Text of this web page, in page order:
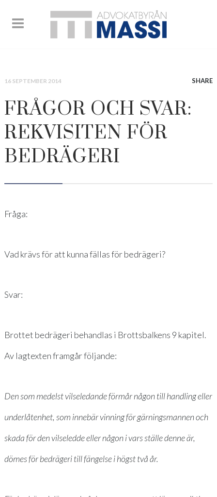
16 SEPTEMBER 2014 SHARE
FRÅGOR OCH SVAR:
REKVISITEN FÖR
BEDRÄGERI
Fråga:
Vad krävs för att kunna fällas för bedrägeri?
Svar:
Brottet bedrägeri behandlas i Brottsbalkens 9 kapitel.
Av lagtexten framgår följande:
Den som medelst vilseledande förmår någon till handling eller
underlåtenhet, som innebär vinning för gärningsmannen och
skada för den vilseledde eller någon i vars ställe denne är,
dömes för bedrägeri till fängelse i högst två år.